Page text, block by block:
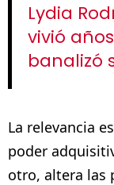
Lydia
vivió
banalizó
La relevancia
poder
otro, altera las